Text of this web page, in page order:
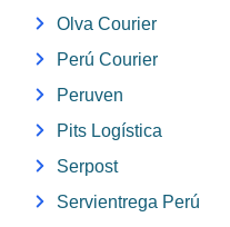
Olva Courier
Perú Courier
Peruven
Pits Logística
Serpost
Servientrega Perú